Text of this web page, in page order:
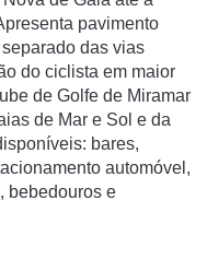
pavimento
das vias
do ciclista em maior
de Golfe de Miramar
de Mar e Sol e da
bares,
automóvel,
bebedouros e